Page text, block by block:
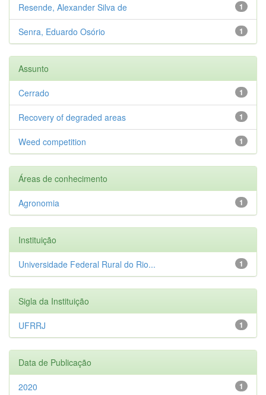
1
Resende, Alexander Silva de
1
Senra, Eduardo Osório
Assunto
1
Cerrado
1
Recovery of degraded areas
1
Weed competition
Áreas de conhecimento
1
Agronomia
Instituição
1
Universidade Federal Rural do Rio...
Sigla da Instituição
1
UFRRJ
Data de Publicação
1
2020